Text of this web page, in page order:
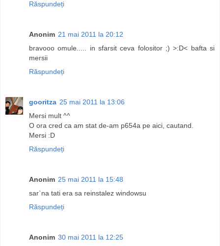
Răspundeți
Anonim 21 mai 2011 la 20:12
bravooo omule..... in sfarsit ceva folositor ;) >:D< bafta si
mersii
Răspundeți
gooritza 25 mai 2011 la 13:06
Mersi mult ^^
O ora cred ca am stat de-am p654a pe aici, cautand.
Mersi :D
Răspundeți
Anonim 25 mai 2011 la 15:48
sar`na tati era sa reinstalez windowsu
Răspundeți
Anonim 30 mai 2011 la 12:25